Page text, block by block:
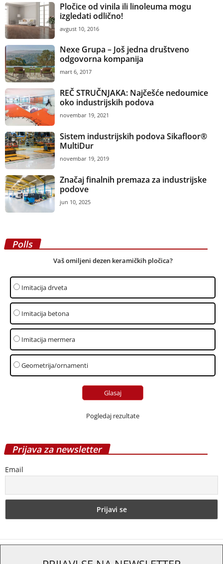
Pločice od vinila ili linoleuma mogu
izgledati odlično!
avgust 10, 2016
Nexe Grupa – Još jedna društveno
odgovorna kompanija
mart 6, 2017
REČ STRUČNJAKA: Najčešće nedoumice
oko industrijskih podova
novembar 19, 2021
Sistem industrijskih podova Sikafloor®
MultiDur
novembar 19, 2019
Značaj finalnih premaza za industrijske
podove
jun 10, 2025
Polls
Vaš omiljeni dezen keramičkih pločica?
Imitacija drveta
Imitacija betona
Imitacija mermera
Geometrija/ornamenti
Pogledaj rezultate
Prijava za newsletter
Email